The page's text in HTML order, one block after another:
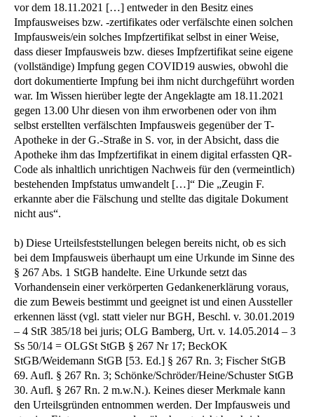
vor dem 18.11.2021 […] entweder in den Besitz eines
Impfausweises bzw. -zertifikates oder verfälschte einen solchen
Impfausweis/ein solches Impfzertifikat selbst in einer Weise,
dass dieser Impfausweis bzw. dieses Impfzertifikat seine eigene
(vollständige) Impfung gegen COVID19 auswies, obwohl die
dort dokumentierte Impfung bei ihm nicht durchgeführt worden
war. Im Wissen hierüber legte der Angeklagte am 18.11.2021
gegen 13.00 Uhr diesen von ihm erworbenen oder von ihm
selbst erstellten verfälschten Impfausweis gegenüber der T-
Apotheke in der G.-Straße in S. vor, in der Absicht, dass die
Apotheke ihm das Impfzertifikat in einem digital erfassten QR-
Code als inhaltlich unrichtigen Nachweis für den (vermeintlich)
bestehenden Impfstatus umwandelt […]“ Die „Zeugin F.
erkannte aber die Fälschung und stellte das digitale Dokument
nicht aus“.
b) Diese Urteilsfeststellungen belegen bereits nicht, ob es sich
bei dem Impfausweis überhaupt um eine Urkunde im Sinne des
§ 267 Abs. 1 StGB handelte. Eine Urkunde setzt das
Vorhandensein einer verkörperten Gedankenerklärung voraus,
die zum Beweis bestimmt und geeignet ist und einen Aussteller
erkennen lässt (vgl. statt vieler nur BGH, Beschl. v. 30.01.2019
– 4 StR 385/18 bei juris; OLG Bamberg, Urt. v. 14.05.2014 – 3
Ss 50/14 = OLGSt StGB § 267 Nr 17; BeckOK
StGB/Weidemann StGB [53. Ed.] § 267 Rn. 3; Fischer StGB
69. Aufl. § 267 Rn. 3; Schönke/Schröder/Heine/Schuster StGB
30. Aufl. § 267 Rn. 2 m.w.N.). Keines dieser Merkmale kann
den Urteilsgründen entnommen werden. Der Impfausweis und